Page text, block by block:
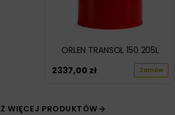
ORLEN TRANSOL 150 205L
2337,00 zł Zamów
WIĘCEJ PRODUKTÓW